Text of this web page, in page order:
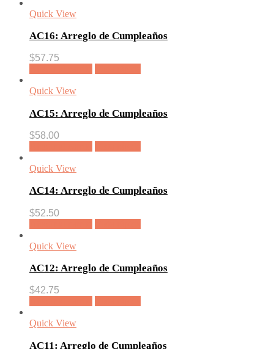
Quick View
AC16: Arreglo de Cumpleaños
$57.75
Quick View
AC15: Arreglo de Cumpleaños
$58.00
Quick View
AC14: Arreglo de Cumpleaños
$52.50
Quick View
AC12: Arreglo de Cumpleaños
$42.75
Quick View
AC11: Arreglo de Cumpleaños